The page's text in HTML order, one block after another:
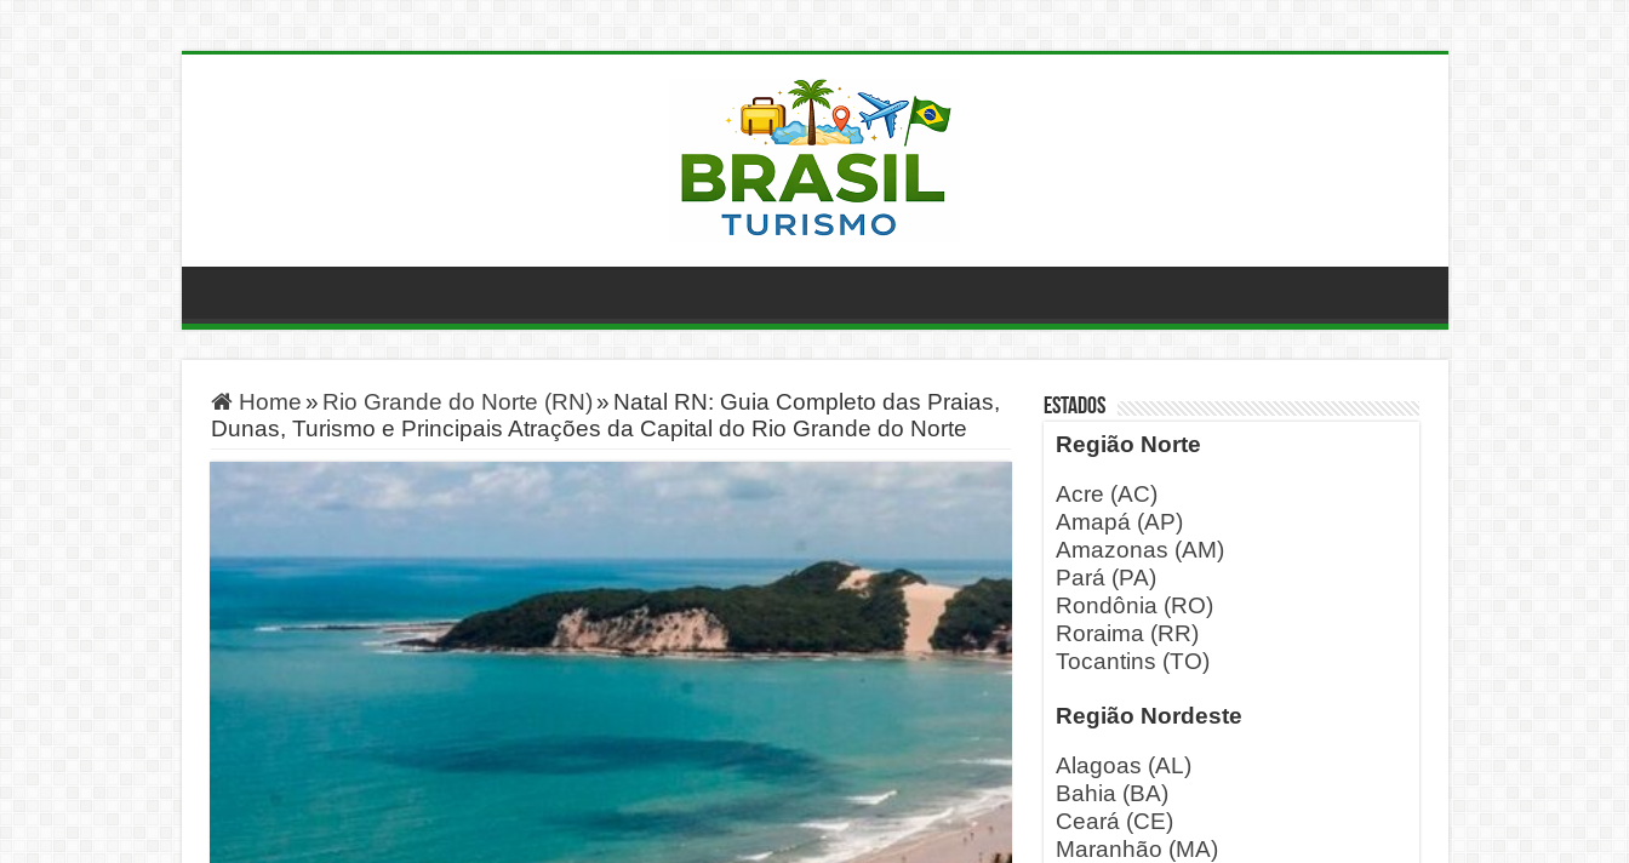
Home » Rio Grande do Norte (RN) » Natal RN: Guia Completo das Praias,
Dunas, Turismo e Principais Atrações da Capital do Rio Grande do Norte
ESTADOS
Região Norte
Acre (AC)
Amapá (AP)
Amazonas (AM)
Pará (PA)
Rondônia (RO)
Roraima (RR)
Tocantins (TO)
Região Nordeste
Alagoas (AL)
Bahia (BA)
Ceará (CE)
Maranhão (MA)